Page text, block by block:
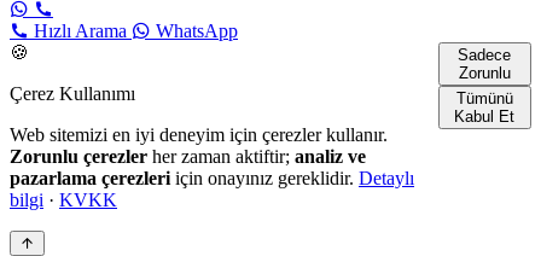
Hızlı Arama
WhatsApp
🍪
Çerez Kullanımı
Web sitemizi en iyi deneyim için çerezler kullanır.
Zorunlu çerezler her zaman aktiftir; analiz ve
pazarlama çerezleri için onayınız gereklidir. Detaylı
bilgi · KVKK
Sadece
Zorunlu
Tümünü
Kabul Et